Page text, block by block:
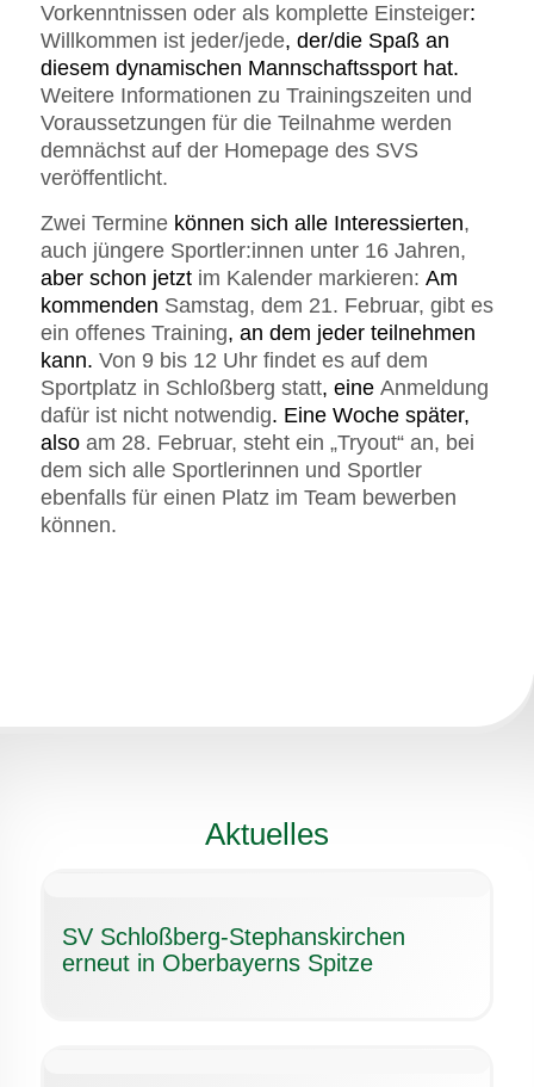
Vorkenntnissen oder als komplette Einsteiger:
Willkommen ist jeder/jede, der/die Spaß an
diesem dynamischen Mannschaftssport hat.
Weitere Informationen zu Trainingszeiten und
Voraussetzungen für die Teilnahme werden
demnächst auf der Homepage des SVS
veröffentlicht.
Zwei Termine können sich alle Interessierten,
auch jüngere Sportler:innen unter 16 Jahren,
aber schon jetzt im Kalender markieren: Am
kommenden Samstag, dem 21. Februar, gibt es
ein offenes Training, an dem jeder teilnehmen
kann. Von 9 bis 12 Uhr findet es auf dem
Sportplatz in Schloßberg statt, eine Anmeldung
dafür ist nicht notwendig. Eine Woche später,
also am 28. Februar, steht ein „Tryout“ an, bei
dem sich alle Sportlerinnen und Sportler
ebenfalls für einen Platz im Team bewerben
können.
Aktuelles
SV Schloßberg-Stephanskirchen
erneut in Oberbayerns Spitze